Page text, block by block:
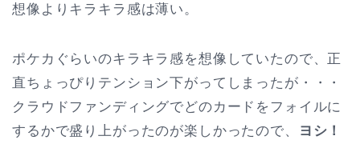
想像よりキラキラ感は薄い。
ポケカぐらいのキラキラ感を想像していたので、正
直ちょっぴりテンション下がってしまったが・・・
クラウドファンディングでどのカードをフォイルに
するかで盛り上がったのが楽しかったので、
ヨシ！